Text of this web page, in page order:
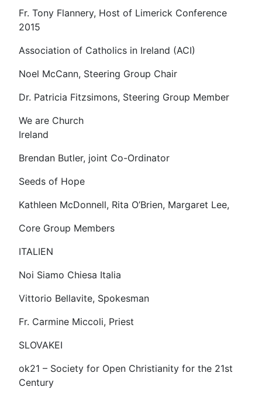
Fr. Tony Flannery, Host of Limerick Conference
2015
Association of Catholics in Ireland (ACI)
Noel McCann, Steering Group Chair
Dr. Patricia Fitzsimons, Steering Group Member
We are Church
Ireland
Brendan Butler, joint Co-Ordinator
Seeds of Hope
Kathleen McDonnell, Rita O’Brien, Margaret Lee,
Core Group Members
ITALIEN
Noi Siamo Chiesa Italia
Vittorio Bellavite, Spokesman
Fr. Carmine Miccoli, Priest
SLOVAKEI
ok21 – Society for Open Christianity for the 21st
Century